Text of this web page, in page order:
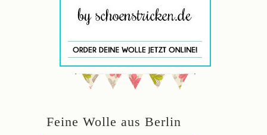
Feine Wolle aus Berlin